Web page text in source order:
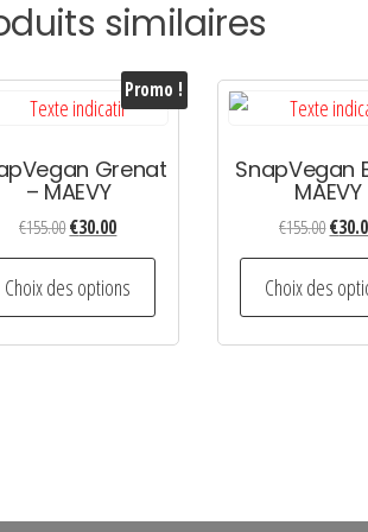
similaires
Promo !
Grenat
– MAEVY
€155.00Le
prix
initial
était :
€155.00.
€30.00Le
prix
actuel
est :
€30.00.
Choix des options
Ce
SnapVegan
MAEVY
€155.00Le
prix
initial
était :
€
Choix des